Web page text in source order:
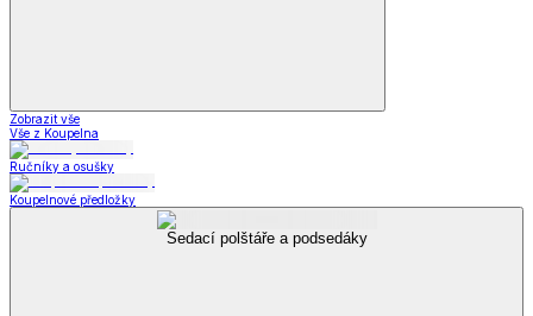
Zobrazit vše
Vše z Koupelna
Ručníky a osušky
Koupelnové předložky
Sedací polštáře a podsedáky